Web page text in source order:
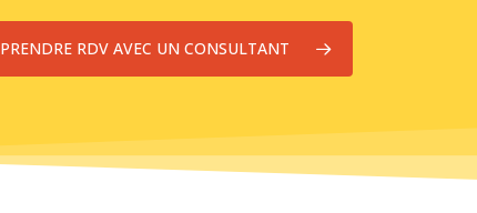
PRENDRE RDV AVEC UN CONSULTANT